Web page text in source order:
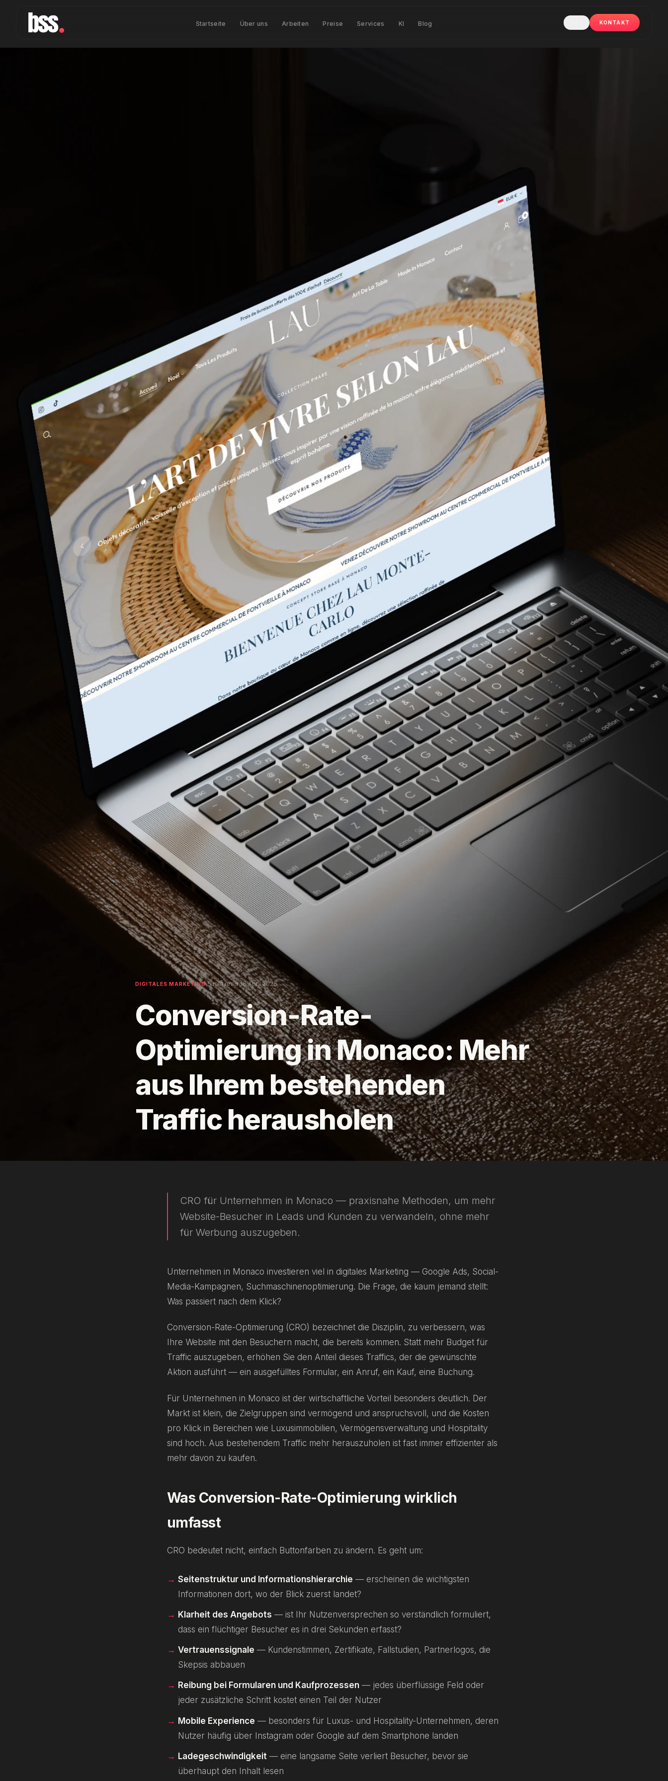
Startseite Über uns Arbeiten Preise Services KI Blog KONTAKT
DIGITALES MARKETING·5 min read·18 April 2026
Conversion-Rate-
Optimierung in Monaco: Mehr
aus Ihrem bestehenden
Traffic herausholen
CRO für Unternehmen in Monaco — praxisnahe Methoden, um mehr
Website-Besucher in Leads und Kunden zu verwandeln, ohne mehr
für Werbung auszugeben.
Unternehmen in Monaco investieren viel in digitales Marketing — Google Ads, Social-
Media-Kampagnen, Suchmaschinenoptimierung. Die Frage, die kaum jemand stellt:
Was passiert nach dem Klick?
Conversion-Rate-Optimierung (CRO) bezeichnet die Disziplin, zu verbessern, was
Ihre Website mit den Besuchern macht, die bereits kommen. Statt mehr Budget für
Traffic auszugeben, erhöhen Sie den Anteil dieses Traffics, der die gewünschte
Aktion ausführt — ein ausgefülltes Formular, ein Anruf, ein Kauf, eine Buchung.
Für Unternehmen in Monaco ist der wirtschaftliche Vorteil besonders deutlich. Der
Markt ist klein, die Zielgruppen sind vermögend und anspruchsvoll, und die Kosten
pro Klick in Bereichen wie Luxusimmobilien, Vermögensverwaltung und Hospitality
sind hoch. Aus bestehendem Traffic mehr herauszuholen ist fast immer effizienter als
mehr davon zu kaufen.
Was Conversion-Rate-Optimierung wirklich
umfasst
CRO bedeutet nicht, einfach Buttonfarben zu ändern. Es geht um:
Seitenstruktur und Informationshierarchie — erscheinen die wichtigsten
Informationen dort, wo der Blick zuerst landet?
Klarheit des Angebots — ist Ihr Nutzenversprechen so verständlich formuliert,
dass ein flüchtiger Besucher es in drei Sekunden erfasst?
Vertrauenssignale — Kundenstimmen, Zertifikate, Fallstudien, Partnerlogos, die
Skepsis abbauen
Reibung bei Formularen und Kaufprozessen — jedes überflüssige Feld oder
jeder zusätzliche Schritt kostet einen Teil der Nutzer
Mobile Experience — besonders für Luxus- und Hospitality-Unternehmen, deren
Nutzer häufig über Instagram oder Google auf dem Smartphone landen
Ladegeschwindigkeit — eine langsame Seite verliert Besucher, bevor sie
überhaupt den Inhalt lesen